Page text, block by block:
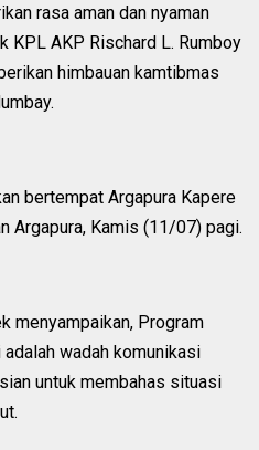
rasa aman dan nyaman
KPL AKP Rischard L. Rumboy
himbauan kamtibmas
bertempat Argapura Kapere
Argapura, Kamis (11/07) pagi.
menyampaikan, Program
wadah komunikasi
untuk membahas situasi